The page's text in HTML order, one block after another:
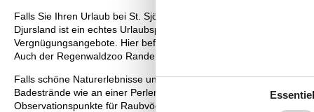
Falls Sie Ihren Urlaub bei St. Sjörup planen, erwarten Sie sowohl
Djursland ist ein echtes Urlaubsparadies mit Erlebnissen für
Vergnügungsangebote. Hier befinden sich auch die Tierparks
Auch der Regenwaldzoo Randers Regnskov und der Nationalpark
Falls schöne Naturerlebnisse und friedvolle Ruhe auf Ihrer
Badestrände wie an einer Perlenkette aufgereiht. Außerdem
Observationspunkte für Raubvögel in Dänemark. Der Naturpark